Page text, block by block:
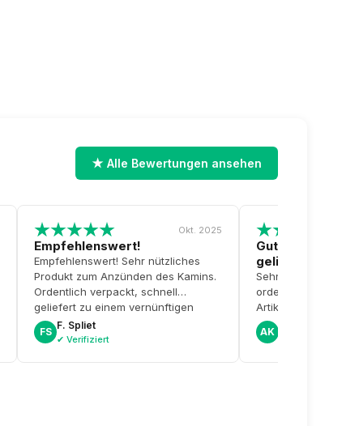
★ Alle Bewertungen ansehen
Okt. 2025
Empfehlenswert!
Empfehlenswert! Sehr nützliches
Produkt zum Anzünden des Kamins.
Ordentlich verpackt, schnell
geliefert zu einem vernünftigen
Preis.
FS
F. Spliet
✔ Verifiziert
Gute
geliefert
Sehr gute
ordentlich und
Artikel war nicht
gab sofort
bezüglich einer
AK